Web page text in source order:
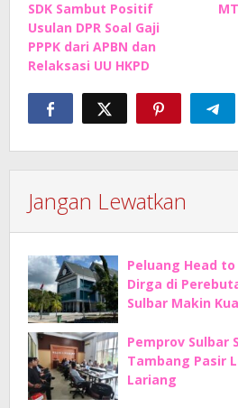
pos
SDK Sambut Positif
Usulan DPR Soal Gaji
PPPK dari APBN dan
Relaksasi UU HKPD
Jangan Lewatkan
Peluang Head
Dirga di
Sulbar Makin
Pemprov Sulbar
Tambang Pasir
Lariang